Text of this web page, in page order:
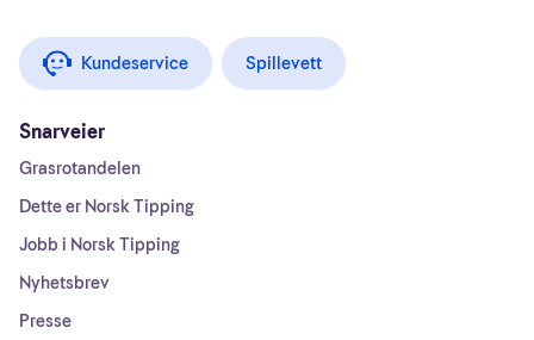
Kundeservice Spillevett
Snarveier
Grasrotandelen
Dette er Norsk Tipping
Jobb i Norsk Tipping
Nyhetsbrev
Presse